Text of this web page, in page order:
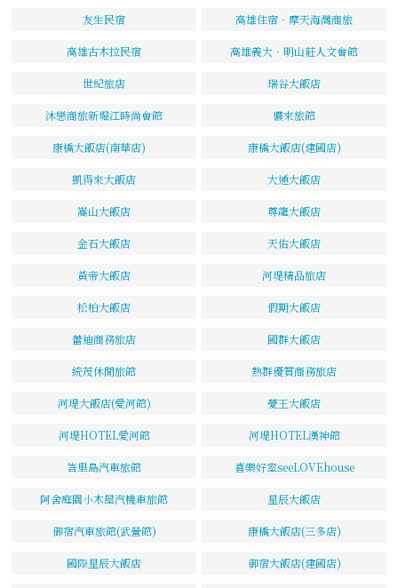
友生民宿 高雄住宿‧摩天海灣商旅
高雄古木拉民宿 高雄義大．明山莊人文會館
世紀旅店 瑞谷大飯店
沐戀商旅新堀江時尚會館 儂來旅館
康橋大飯店(南華店) 康橋大飯店(建國店)
凱得來大飯店 大通大飯店
嵩山大飯店 尊龍大飯店
金石大飯店 天佑大飯店
黃帝大飯店 河堤精品旅店
松柏大飯店 假期大飯店
蕾迪商務旅店 國群大飯店
統茂休閒旅館 熱群優質商務旅店
河堤大飯店(愛河館) 薆王大飯店
河堤HOTEL愛河館 河堤HOTEL漢神館
峇里島汽車旅館 喜樂好室seeLOVEhouse
阿舍庭園小木屋汽機車旅館 星辰大飯店
御宿汽車旅館(武營館) 康橋大飯店(三多店)
國際星辰大飯店 御宿大飯店(建國店)